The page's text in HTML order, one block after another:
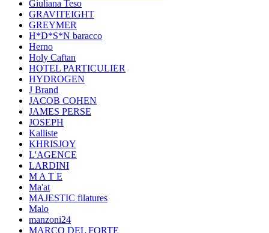
Giuliana Teso
GRAVITEIGHT
GREYMER
H*D*S*N baracco
Herno
Holy Caftan
HOTEL PARTICULIER
HYDROGEN
J Brand
JACOB COHEN
JAMES PERSE
JOSEPH
Kalliste
KHRISJOY
L'AGENCE
LARDINI
M A T E
Ma'at
MAJESTIC filatures
Malo
manzoni24
MARCO DEL FORTE